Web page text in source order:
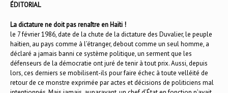
ÉDITORIAL
La dictature ne doit pas renaître en Haïti !
le 7 février 1986, date de la chute de la dictature des Duvalier, le peuple
haïtien, au pays comme à l’étranger, debout comme un seul homme, a
déclaré a jamais banni ce système politique, un serment que les
défenseurs de la démocratie ont juré de tenir à tout prix. Aussi, depuis
lors, ces derniers se mobilisent-ils pour faire échec à toute velléité de
retour de ce monstre exprimée par actes et décisions de politiciens mal